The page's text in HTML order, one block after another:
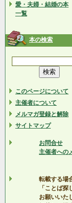
愛・夫婦・結婚の本
一覧
本の検索
このページについて
主催者について
メルマガ登録と解除
サイトマップ
お問合せ
主催者への
転載する場
「ことば探
お願いいた